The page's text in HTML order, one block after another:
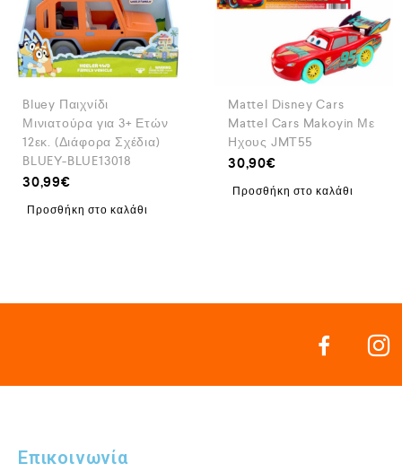
Bluey Παιχνίδι
Μινιατούρα για 3+ Ετών
12εκ. (Διάφορα Σχέδια)
BLUEY-BLUE13018
30,99€
Προσθήκη στο καλάθι
Mattel Disney Cars
Mattel Cars Makoyin Με
Ηχους JMT55
30,90€
Προσθήκη στο καλάθι
Επικοινωνία